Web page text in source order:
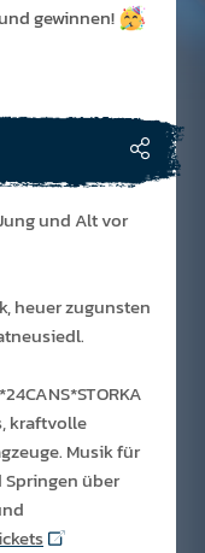
ge­winnen!
und Alt vor
heuer zugunsten
kraftvolle
Musik für
über